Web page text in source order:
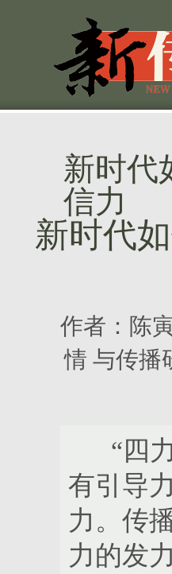
新时代
信力
新时代
作者： 陈
情 与传播
“四力”
有引导
力。传
力的发